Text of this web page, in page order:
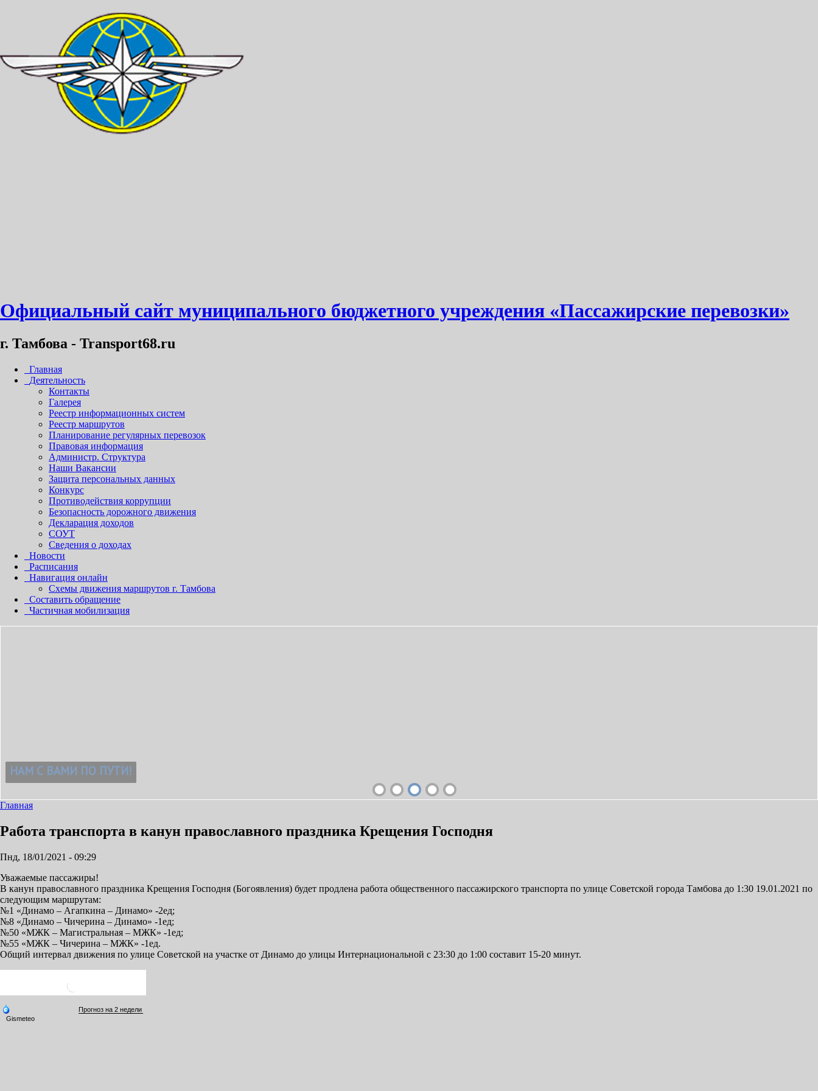
Официальный сайт муниципального бюджетного учреждения «Пассажирские перевозки»
г. Тамбова - Transport68.ru
Главная
Деятельность
Контакты
Галерея
Реестр информационных систем
Реестр маршрутов
Планирование регулярных перевозок
Правовая информация
Администр. Структура
Наши Вакансии
Защита персональных данных
Конкурс
Противодействия коррупции
Безопасность дорожного движения
Декларация доходов
СОУТ
Сведения о доходах
Новости
Расписания
Навигация онлайн
Схемы движения маршрутов г. Тамбова
Составить обращение
Частичная мобилизация
Главная
Работа транспорта в канун православного праздника Крещения Господня
Пнд, 18/01/2021 - 09:29
Уважаемые пассажиры!
В канун православного праздника Крещения Господня (Богоявления) будет продлена работа общественного пассажирского транспорта по улице Советской города Тамбова до 1:30 19.01.2021 по
следующим маршрутам:
№1 «Динамо – Агапкина – Динамо» -2ед;
№8 «Динамо – Чичерина – Динамо» -1ед;
№50 «МЖК – Магистральная – МЖК» -1ед;
№55 «МЖК – Чичерина – МЖК» -1ед.
Общий интервал движения по улице Советской на участке от Динамо до улицы Интернациональной с 23:30 до 1:00 составит 15-20 минут.